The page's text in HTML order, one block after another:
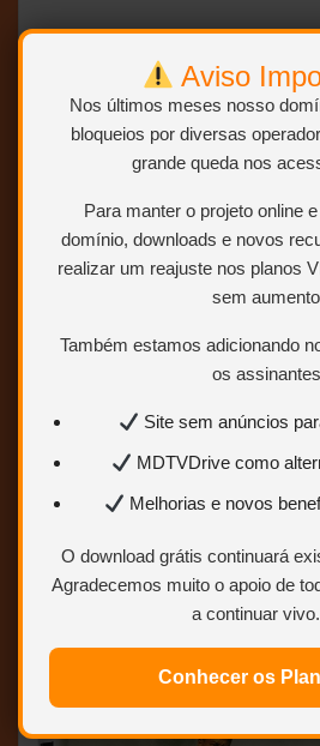
Aviso
Nos últimos meses nosso
bloqueios por diversas
grande queda nos
Para manter o projeto online
domínio, downloads e novos
realizar um reajuste nos planos
sem
Também estamos adicionando
os
Site sem anúncios
MDTVDrive como
Melhorias e novos
O download grátis continuará
Agradecemos muito o apoio de
a continuar vivo.
Conhecer os
BLURAY 2160p 4K +
(DUBLAGEM CLÁSSICA –
NOVO Àudio
ABRIR
Bad Boys 2 –
Áudio/Dublado) –
1080p